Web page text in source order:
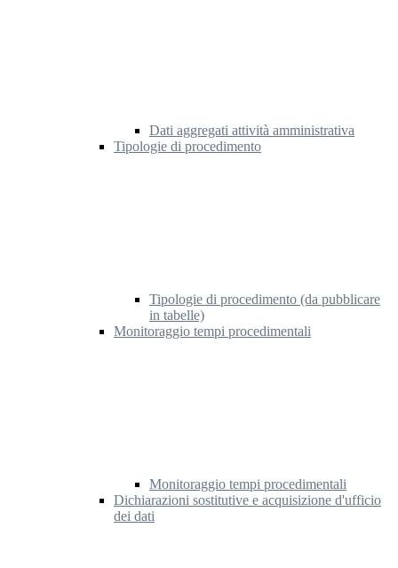
Dati aggregati attività amministrativa
Tipologie di procedimento
Tipologie di procedimento (da pubblicare
in tabelle)
Monitoraggio tempi procedimentali
Monitoraggio tempi procedimentali
Dichiarazioni sostitutive e acquisizione d'ufficio
dei dati